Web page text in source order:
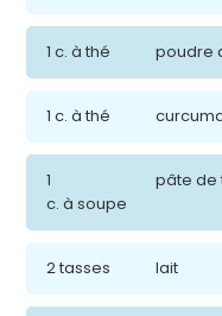
1 c. à thé poudre
1 c. à thé
1
c. à soupe
pâte de
2 tasses lait